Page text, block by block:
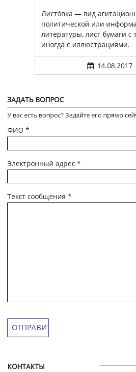
Листо́вка — вид
политической или
литературы, лист бумаги с
иногда с иллюстрациями.
14.08.2017
ЗАДАТЬ ВОПРОС
У вас есть вопрос? Задайте его прямо
ФИО *
Электронный адрес *
Текст сообщения *
КОНТАКТЫ